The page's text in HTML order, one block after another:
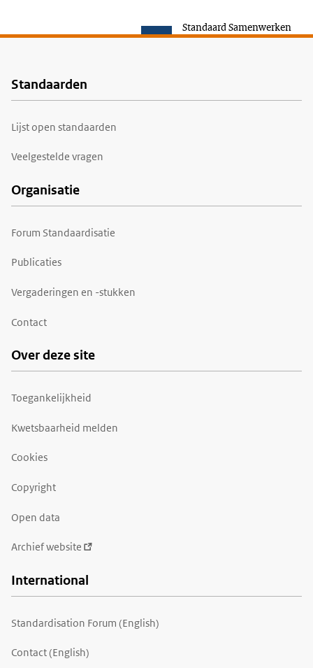
Standaard Samenwerken
Voet
Standaarden
Lijst open standaarden
Veelgestelde vragen
Organisatie
Forum Standaardisatie
Publicaties
Vergaderingen en -stukken
Contact
Over deze site
Toegankelijkheid
Kwetsbaarheid melden
Cookies
Copyright
Open data
Archief website
International
Standardisation Forum (English)
Contact (English)